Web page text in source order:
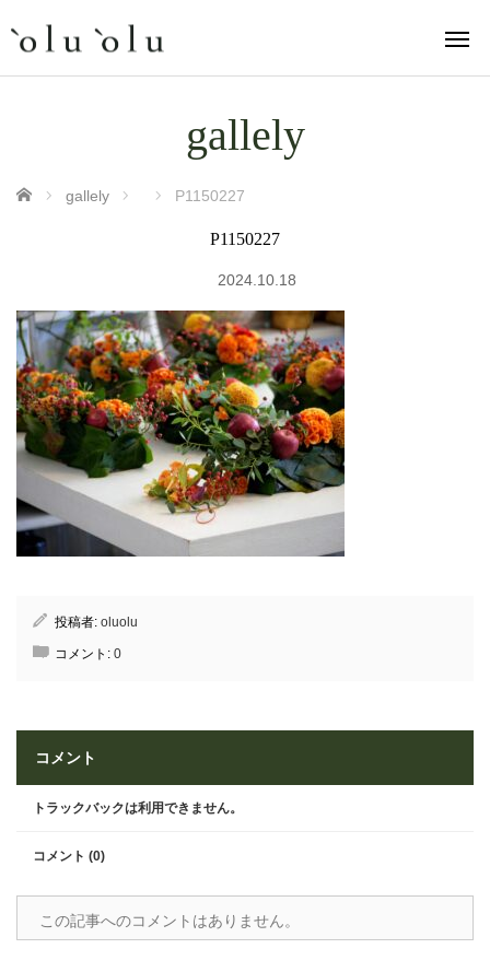
gallely
ホーム gallely P1150227
P1150227
2024.10.18
投稿者: oluolu
コメント: 0
コメント
トラックバックは利用できません。
コメント (0)
この記事へのコメントはありません。